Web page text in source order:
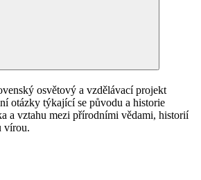
osvětový a vzdělávací projekt
otázky týkající se původu a historie
a vztahu mezi přírodními vědami, historií
vírou.